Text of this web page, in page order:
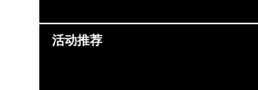
活动推荐